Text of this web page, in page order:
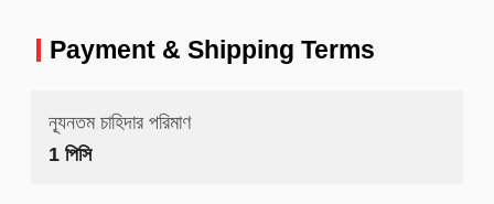
Payment & Shipping Terms
ন্যূনতম চাহিদার পরিমাণ
1 পিসি